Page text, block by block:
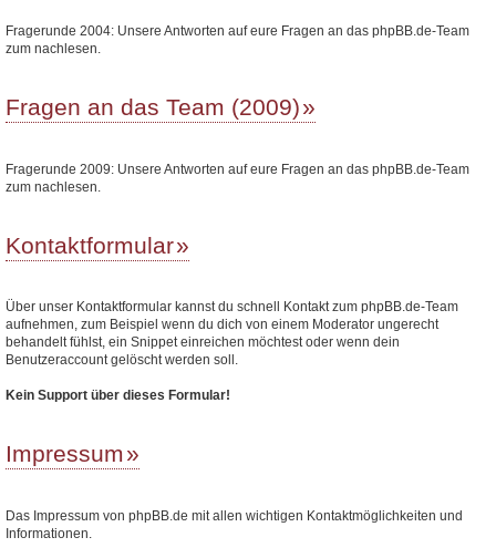
Fragerunde 2004: Unsere Antworten auf eure Fragen an das phpBB.de-Team
zum nachlesen.
Fragen an das Team (2009)
Fragerunde 2009: Unsere Antworten auf eure Fragen an das phpBB.de-Team
zum nachlesen.
Kontaktformular
Über unser Kontaktformular kannst du schnell Kontakt zum phpBB.de-Team
aufnehmen, zum Beispiel wenn du dich von einem Moderator ungerecht
behandelt fühlst, ein Snippet einreichen möchtest oder wenn dein
Benutzeraccount gelöscht werden soll.
Kein Support über dieses Formular!
Impressum
Das Impressum von phpBB.de mit allen wichtigen Kontaktmöglichkeiten und
Informationen.